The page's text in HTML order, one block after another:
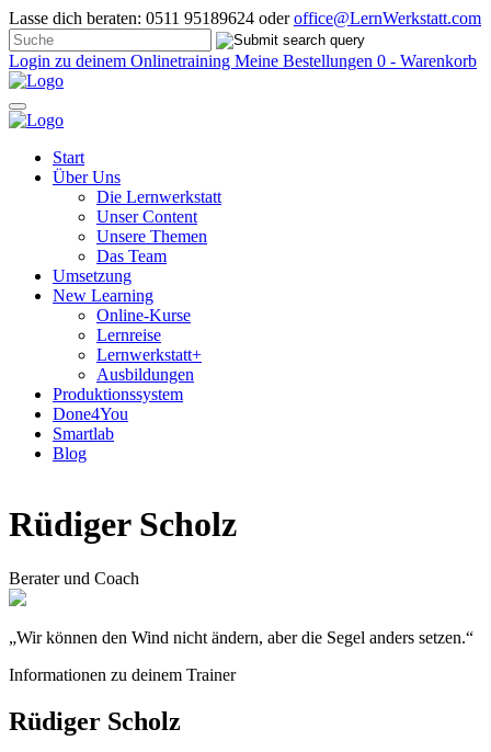
Lasse dich beraten: 0511 95189624 oderoffice@LernWerkstatt.com
Login zu deinem Onlinetraining Meine Bestellungen 0 - Warenkorb
Start
Über Uns
Die Lernwerkstatt
Unser Content
Unsere Themen
Das Team
Umsetzung
New Learning
Online-Kurse
Lernreise
Lernwerkstatt+
Ausbildungen
Produktionssystem
Done4You
Smartlab
Blog
Rüdiger Scholz
Berater und Coach
„Wir können den Wind nicht ändern, aber die Segel anders setzen.“
Informationen zu deinem Trainer
Rüdiger Scholz